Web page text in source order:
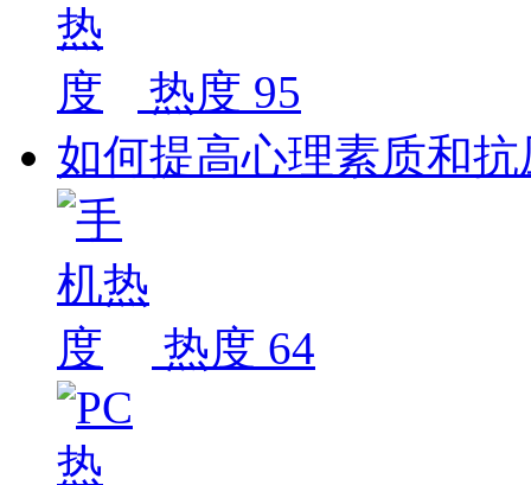
热度 95
如何提高心理素质和
热度 64